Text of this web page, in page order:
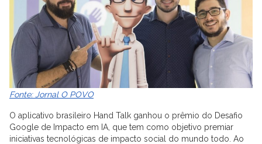
Fonte: Jornal O POVO
O aplicativo brasileiro Hand Talk ganhou o prêmio do Desafio
Google de Impacto em IA, que tem como objetivo premiar
iniciativas tecnológicas de impacto social do mundo todo. Ao